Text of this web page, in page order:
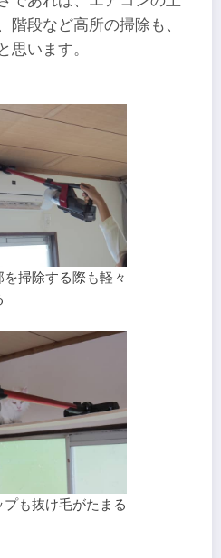
階段など高所の掃除も、
思います。
掃除する際も軽々
も抜け毛がたまる